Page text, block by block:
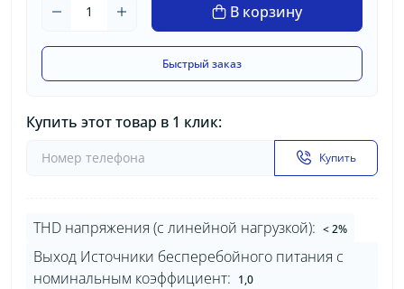
В корзину
Быстрый заказ
Купить этот товар в 1 клик:
Купить
THD напряжения (с линейной нагрузкой): < 2%
Выход Источники бесперебойного питания с
номинальным коэффициент: 1,0